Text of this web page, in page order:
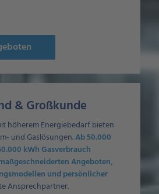
& Großkunde
höherem Energiebedarf bieten
und Gaslösungen.Ab 50.000
kWh Gasverbrauch
Angeboten,
und persönlicher
Ansprechpartner.